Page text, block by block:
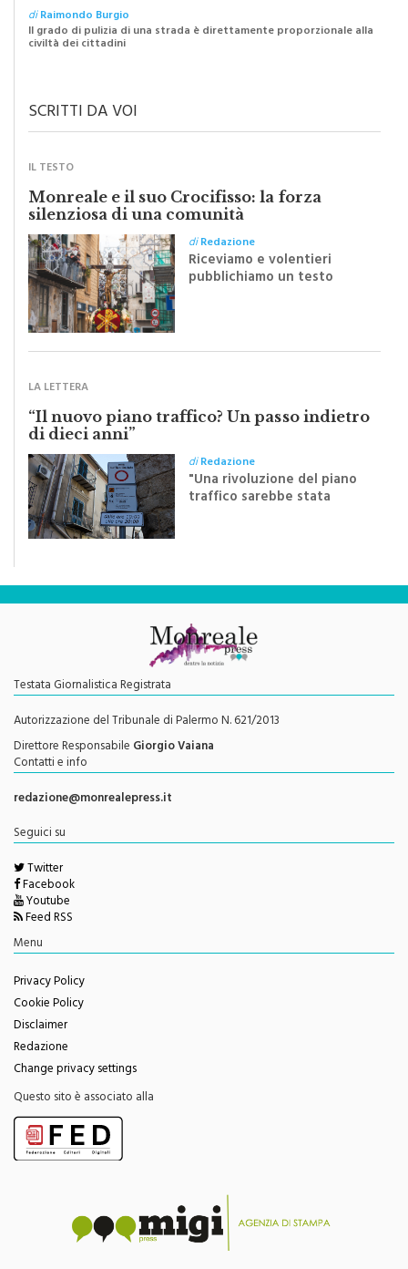
diRaimondo Burgio
Il grado di pulizia di una strada è direttamente proporzionale alla
civiltà dei cittadini
SCRITTI DA VOI
IL TESTO
Monreale e il suo Crocifisso: la forza
silenziosa di una comunità
diRedazione
Riceviamo e volentieri
pubblichiamo un testo
Festa del Santissimo
LA LETTERA
“Il nuovo piano traffico? Un passo indietro
di dieci anni”
diRedazione
"Una rivoluzione del piano
traffico sarebbe stata
Testata Giornalistica Registrata
Autorizzazione del Tribunale di Palermo N. 621/2013
Direttore Responsabile Giorgio Vaiana
Contatti e info
redazione@monrealepress.it
Seguici su
Twitter
Facebook
Youtube
Feed RSS
Menu
Privacy Policy
Cookie Policy
Disclaimer
Redazione
Change privacy settings
Questo sito è associato alla